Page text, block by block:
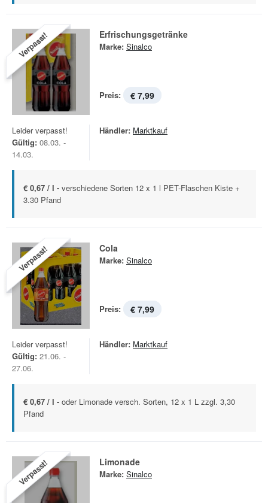
Verpasst! Erfrischungsgetränke
Marke: Sinalco
Preis: € 7,99
Leider verpasst!
Gültig: 08.03. -
14.03.
Händler: Marktkauf
€ 0,67 / l - verschiedene Sorten 12 x 1 l PET-Flaschen Kiste +
3.30 Pfand
Verpasst! Cola
Marke: Sinalco
Preis: € 7,99
Leider verpasst!
Gültig: 21.06. -
27.06.
Händler: Marktkauf
€ 0,67 / l - oder Limonade versch. Sorten, 12 x 1 L zzgl. 3,30
Pfand
Verpasst! Limonade
Marke: Sinalco